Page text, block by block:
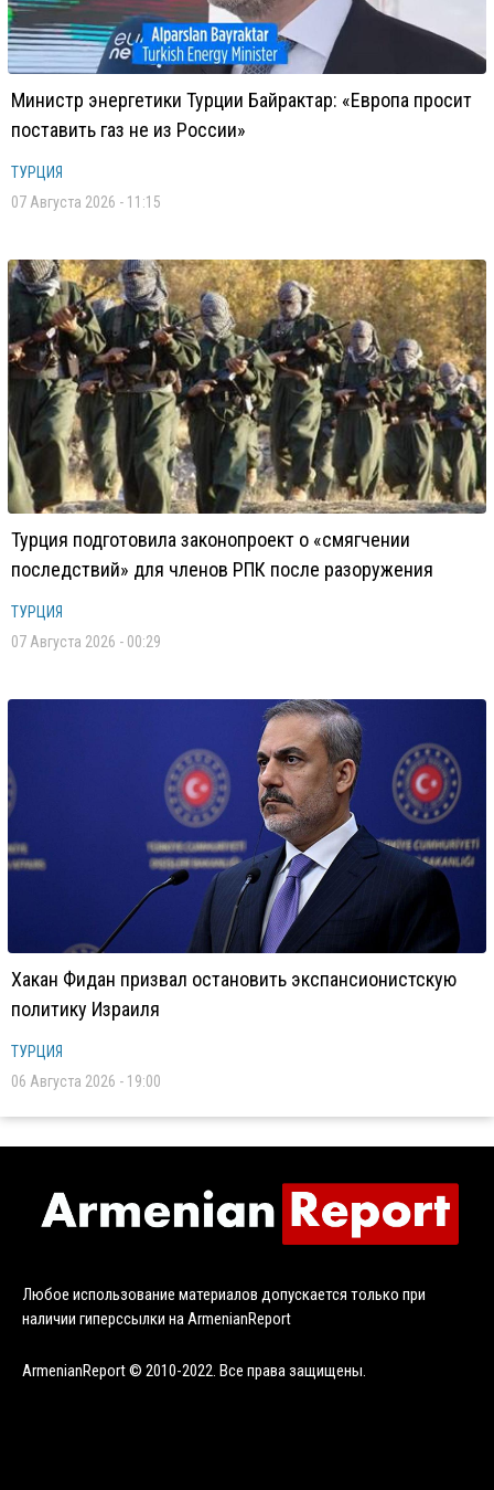
Министр энергетики Турции Байрактар: «Европа просит
поставить газ не из России»
ТУРЦИЯ
07 Августа 2026 - 11:15
Турция подготовила законопроект о «смягчении
последствий» для членов РПК после разоружения
ТУРЦИЯ
07 Августа 2026 - 00:29
Хакан Фидан призвал остановить экспансионистскую
политику Израиля
ТУРЦИЯ
06 Августа 2026 - 19:00
Любое использование материалов допускается только при
наличии гиперссылки на ArmenianReport
ArmenianReport © 2010-2022. Все права защищены.